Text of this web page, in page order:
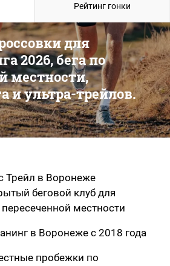
для
2026, бега по
местности,
и ультра-трейлов.
Трейл в Воронеже
беговой клуб для
местности
в Воронеже с 2018 года
пробежки по
Рейтинг гонки